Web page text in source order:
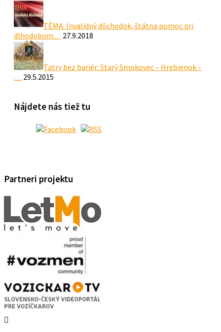
TÉMA: Invalidný dôchodok, štátna pomoc pri
dlhodobom… 27.9.2018
Tatry bez bariér: Starý Smokovec – Hrebienok –
… 29.5.2015
Nájdete nás tiež tu
Partneri projektu